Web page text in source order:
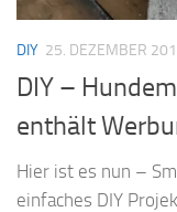
DIY 25. DEZEMBER
DIY –
enthält
Hier ist es nun –
einfaches DIY